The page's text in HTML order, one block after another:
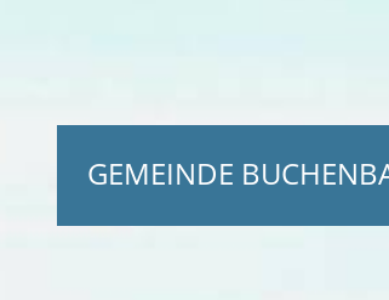
GEMEINDE